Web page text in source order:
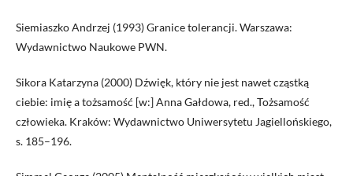
Siemiaszko Andrzej (1993) Granice tolerancji. Warszawa:
Wydawnictwo Naukowe PWN.
Sikora Katarzyna (2000) Dźwięk, który nie jest nawet cząstką
ciebie: imię a tożsamość [w:] Anna Gałdowa, red., Tożsamość
człowieka. Kraków: Wydawnictwo Uniwersytetu Jagiellońskiego,
s. 185–196.